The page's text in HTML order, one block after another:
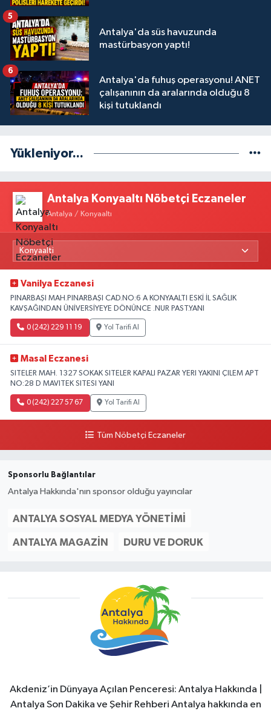
Antalya'da süs havuzunda
mastürbasyon yaptı!
5
Antalya'da fuhuş operasyonu! ANET
çalışanının da aralarında olduğu 8
kişi tutuklandı
6
Yükleniyor...
Antalya Konyaaltı Nöbetçi Eczaneler
Antalya / Konyaaltı
Vanilya Eczanesi
PINARBAŞI MAH.PINARBAŞI CAD.NO:6 A KONYAALTI ESKİ İL SAĞLIK
KAVŞAĞINDAN ÜNİVERSİYEYE DÖNÜNCE .NUR PAST.YANI
0 (242) 229 11 19 Yol Tarifi Al
Masal Eczanesi
SITELER MAH. 1327 SOKAK SITELER KAPALI PAZAR YERI YAKINI ÇILEM APT
NO:28 D MAVITEK SITESI YANI
0 (242) 227 57 67 Yol Tarifi Al
Tüm Nöbetçi Eczaneler
Sponsorlu Bağlantılar
Antalya Hakkında'nın sponsor olduğu yayıncılar
ANTALYA SOSYAL MEDYA YÖNETIMI
ANTALYA MAGAZIN DURU VE DORUK
Akdeniz’in Dünyaya Açılan Penceresi: Antalya Hakkında |
Antalya Son Dakika ve Şehir Rehberi Antalya hakkında en